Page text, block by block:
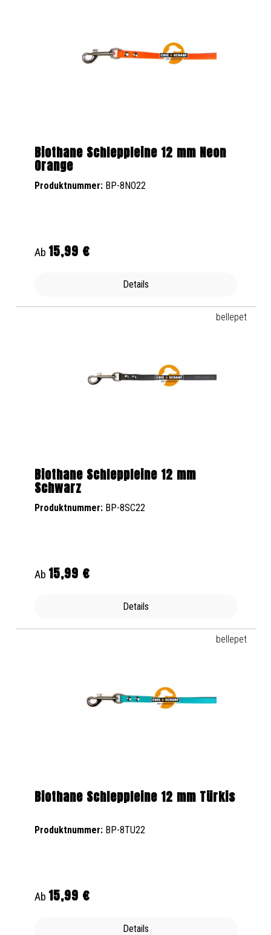
Biothane Schleppleine 12 mm Neon
Orange
Produktnummer: BP-8NO22
Regulärer Preis:
Ab 15,99 €
Details
Biothane Schleppleine 12 mm
Schwarz
Produktnummer: BP-8SC22
bellepet
Regulärer Preis:
Ab 15,99 €
Details
Biothane Schleppleine 12 mm Türkis
Produktnummer: BP-8TU22
bellepet
Regulärer Preis:
Ab 15,99 €
Details